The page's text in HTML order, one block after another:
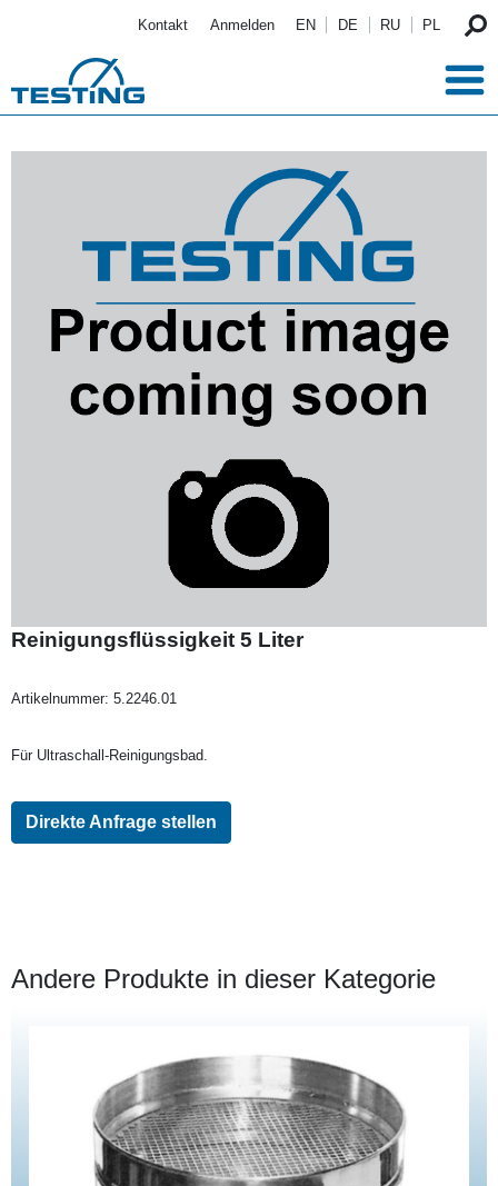
Kontakt Anmelden EN DE RU PL
Reinigungsflüssigkeit 5 Liter
Artikelnummer: 5.2246.01
Für Ultraschall-Reinigungsbad.
Direkte Anfrage stellen
Andere Produkte in dieser Kategorie